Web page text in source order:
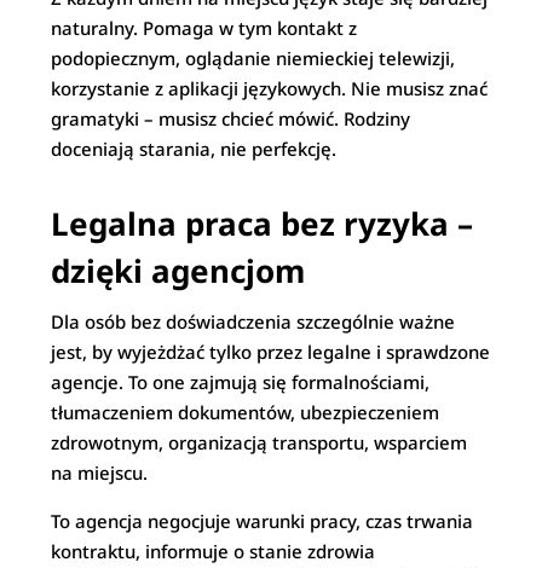
naturalny. Pomaga w tym kontakt z
podopiecznym, oglądanie niemieckiej telewizji,
korzystanie z aplikacji językowych. Nie musisz znać
gramatyki – musisz chcieć mówić. Rodziny
doceniają starania, nie perfekcję.
Legalna praca bez ryzyka –
dzięki agencjom
Dla osób bez doświadczenia szczególnie ważne
jest, by wyjeżdżać tylko przez legalne i sprawdzone
agencje. To one zajmują się formalnościami,
tłumaczeniem dokumentów, ubezpieczeniem
zdrowotnym, organizacją transportu, wsparciem
na miejscu.
To agencja negocjuje warunki pracy, czas trwania
kontraktu, informuje o stanie zdrowia